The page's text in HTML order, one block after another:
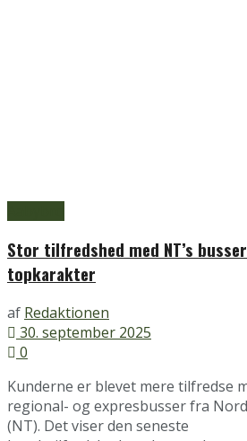
Stor tilfredshed med NT’s
topkarakter
af Redaktionen
30. september 2025
0
Kunderne er blevet mere tilfredse
regional- og expresbusser fra
(NT). Det viser den seneste